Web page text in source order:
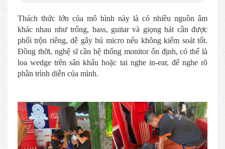
Thách thức lớn của mô hình này là có nhiều nguồn âm
khác nhau như trống, bass, guitar và giọng hát cần được
phối trộn riêng, dễ gây hú micro nếu không kiểm soát tốt.
Đồng thời, nghệ sĩ cần hệ thống monitor ổn định, có thể là
loa wedge trên sân khấu hoặc tai nghe in-ear, để nghe rõ
phần trình diễn của mình.